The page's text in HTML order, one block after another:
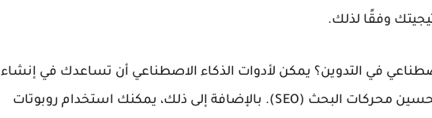
وفقًا لذلك.
في التدوين؟ يمكن لأدوات الذكاء الاصطناعي أن تساعدك في إنشاء
محتوى، واقتراح أفكار للمقالات، وتحسين محركات البحث (SEO). بالإضافة إلى ذلك، يمكنك استخدام روبوتات